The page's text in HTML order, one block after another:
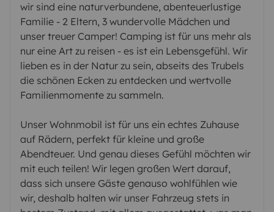
wir sind eine naturverbundene, abenteuerlustige
Familie - 2 Eltern, 3 wundervolle Mädchen und
unser treuer Camper! Camping ist für uns mehr als
nur eine Art zu reisen - es ist ein Lebensgefühl. Wir
lieben es in der Natur zu sein, abseits des Trubels
die schönen Ecken zu entdecken und wertvolle
Familienmomente zu sammeln.
Unser Wohnmobil ist für uns ein echtes Zuhause
auf Rädern, perfekt für kleine und große
Abendteuer. Und genau dieses Gefühl möchten wir
mit euch teilen! Wir legen großen Wert darauf,
dass sich unsere Gäste genauso wohlfühlen wie
wir, deshalb halten wir unser Fahrzeug stets in